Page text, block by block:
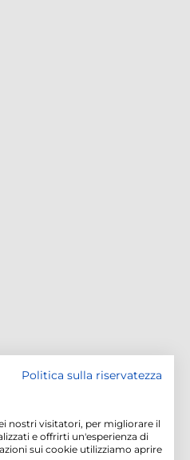
Politica sulla riservatezza
nostri visitatori, per migliorare il
e offrirti un'esperienza di
sui cookie utilizziamo aprire